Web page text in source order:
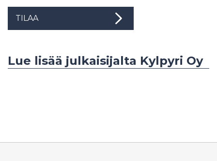
TILAA
Lue lisää julkaisijalta Kylpyri Oy